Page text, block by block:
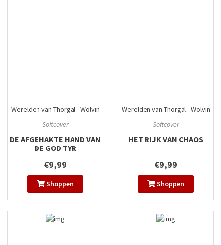
Werelden van Thorgal - Wolvin
Softcover
DE AFGEHAKTE HAND VAN
DE GOD TYR
€9,99
Shoppen
Werelden van Thorgal - Wolvin
Softcover
HET RIJK VAN CHAOS
€9,99
Shoppen